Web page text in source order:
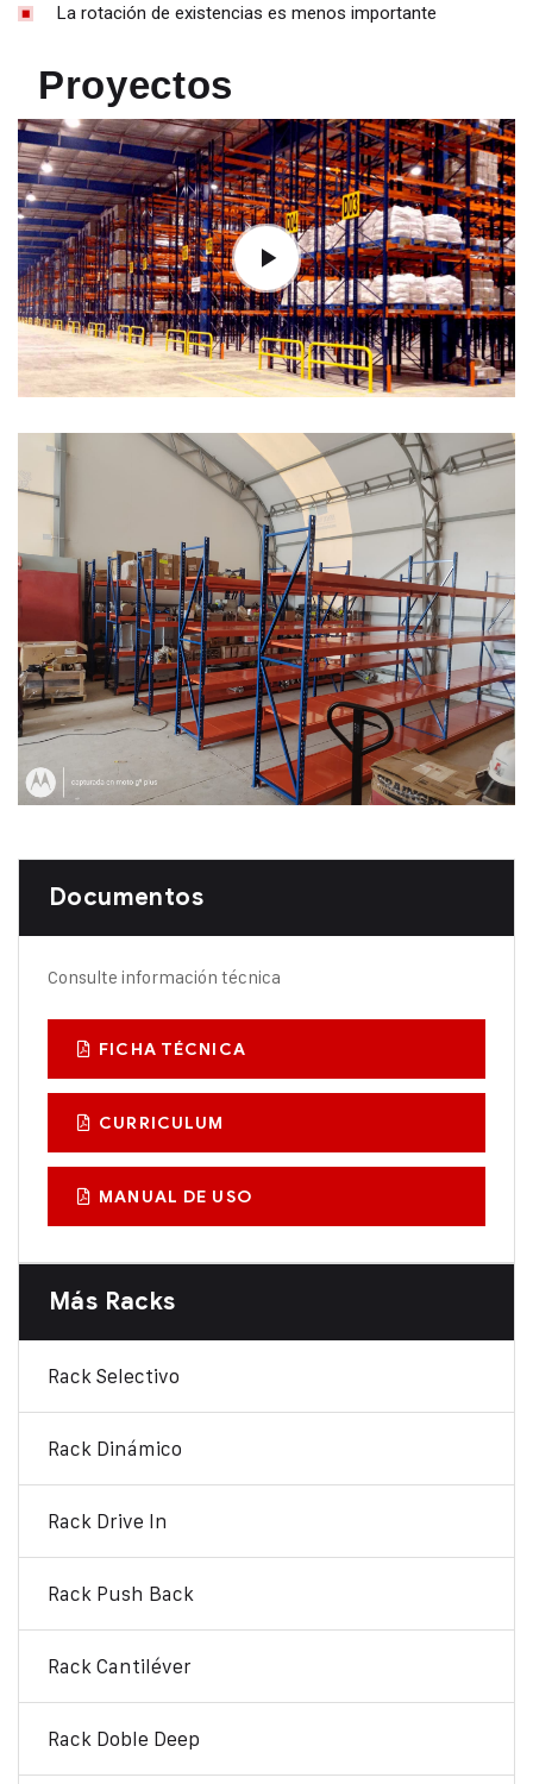
Documentos
Consulte información técnica
FICHA TÉCNICA
CURRICULUM
MANUAL DE USO
Más Racks
Rack Selectivo
Rack Dinámico
Rack Drive In
Rack Push Back
Rack Cantiléver
Rack Doble Deep
La rotación de existencias es menos importante
Proyectos
MINIRACK ISRAEL CORTE